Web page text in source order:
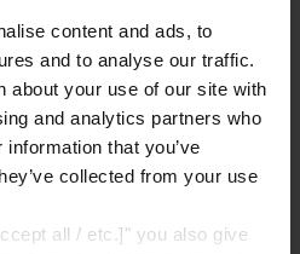
content and ads, to
and to analyse our traffic.
about your use of our site with
and analytics partners who
that you’ve
collected from your use
all / etc.]" you also give